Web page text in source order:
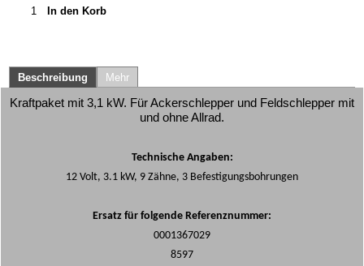
In den Korb
Beschreibung Mehr
Kraftpaket mit 3,1 kW. Für Ackerschlepper und Feldschlepper mit
und ohne Allrad.
Technische Angaben:
12 Volt, 3.1 kW, 9 Zähne, 3 Befestigungsbohrungen
Ersatz für folgende Referenznummer:
0001367029
8597